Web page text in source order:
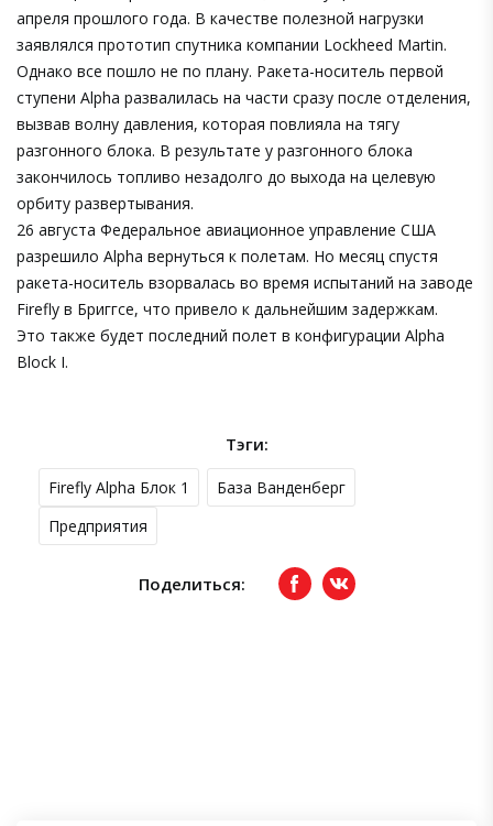
апреля прошлого года. В качестве полезной нагрузки
заявлялся прототип спутника компании Lockheed Martin.
Однако все пошло не по плану. Ракета-носитель первой
ступени Alpha развалилась на части сразу после отделения,
вызвав волну давления, которая повлияла на тягу
разгонного блока. В результате у разгонного блока
закончилось топливо незадолго до выхода на целевую
орбиту развертывания.
26 августа Федеральное авиационное управление США
разрешило Alpha вернуться к полетам. Но месяц спустя
ракета-носитель взорвалась во время испытаний на заводе
Firefly в Бриггсе, что привело к дальнейшим задержкам.
Это также будет последний полет в конфигурации Alpha
Block I.
Тэги:
Firefly Alpha Блок 1
База Ванденберг
Предприятия
Поделиться: FacebookвКонтакте